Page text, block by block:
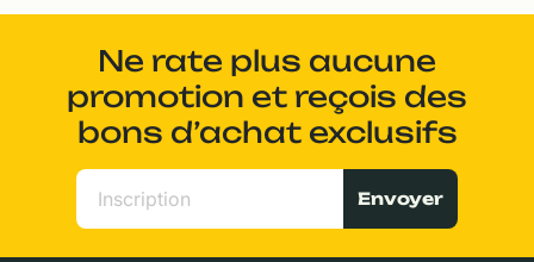
Ne rate plus aucune
promotion et reçois des
bons d’achat exclusifs
Envoyer